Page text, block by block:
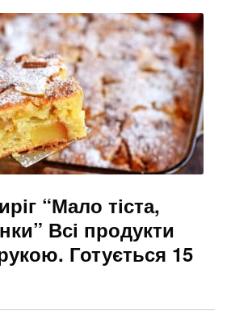
n
g
er
“Мало тіста,
Всі продукти
Готується 15